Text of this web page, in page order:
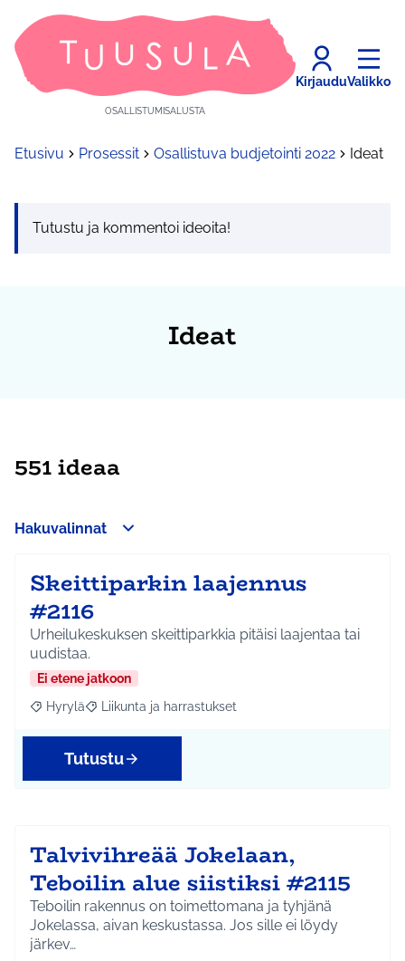
OSALLISTUMISALUSTA
KirjauduValikko
Etusivu Prosessit Osallistuva budjetointi 2022 Ideat
Tutustu ja kommentoi ideoita!
Ideat
551 ideaa
Hakuvalinnat
Skeittiparkin laajennus
#2116
Urheilukeskuksen skeittiparkkia pitäisi laajentaa tai
uudistaa.
Ei etene jatkoon
Rajaa tulokset aihepiirin mukaan: Hyrylä
Hyrylä Rajaa tulokset teeman mukaan: Liikunta ja
Liikunta ja harrastukset
Tutustu
Talvivihreää Jokelaan,
Teboilin alue siistiksi #2115
Teboilin rakennus on toimettomana ja tyhjänä
Jokelassa, aivan keskustassa. Jos sille ei löydy
järkev…